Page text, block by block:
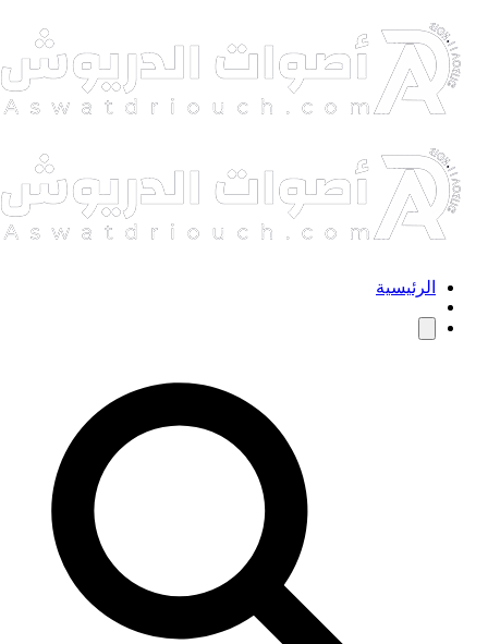
الرئيسية